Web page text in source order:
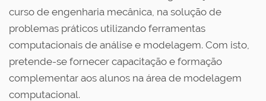
curso de engenharia mecânica, na solução de
problemas práticos utilizando ferramentas
computacionais de análise e modelagem. Com isto,
pretende-se fornecer capacitação e formação
complementar aos alunos na área de modelagem
computacional.